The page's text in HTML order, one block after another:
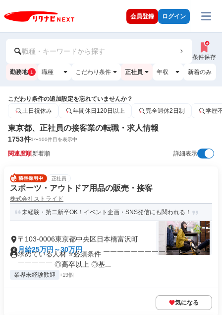
会員登録 ログイン
職種・キーワードから探す
条件保存
勤務地 1 職種 こだわり条件 正社員 年収 新着のみ
こだわり条件の追加設定を忘れていませんか？
土日祝休み
年間休日120日以上 完全週休2日制 学歴
東京都、正社員の接客業の転職・求人情報
1753件1〜100件目を表示中
関連度順新着順 詳細表示
正社員
スポーツ・アウトドア用品の販売・接客
株式会社ストライド
未経験・第二新卒OK！イベント企画・SNS発信にも関われる！
〒103-0006東京都中央区日本橋富沢町
月給25万円～30万円
求めている人材 ⭐必須条件 ￣￣￣￣￣￣￣￣￣￣￣￣￣￣￣
￣￣￣￣￣ ◎高卒以上 ◎基...
業界未経験歓迎 +19個
気になる